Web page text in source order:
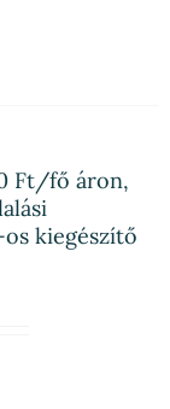
Ft/fő áron,
kiegészítő